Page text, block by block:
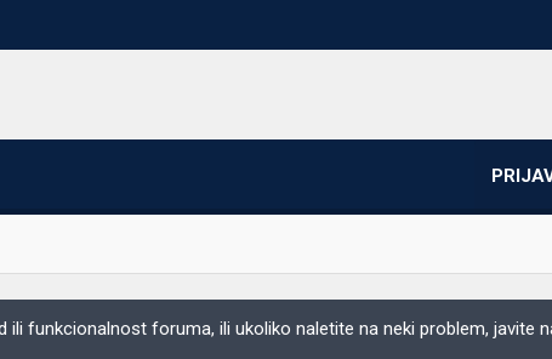
funkcionalnost foruma, ili ukoliko naletite na neki problem, javite